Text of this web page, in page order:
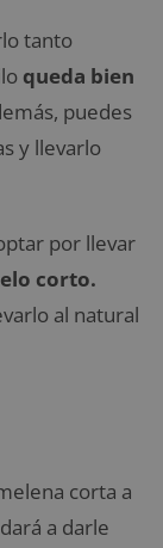
tanto
queda bien
puedes
y llevarlo
por llevar
corto.
al natural
corta a
a darle